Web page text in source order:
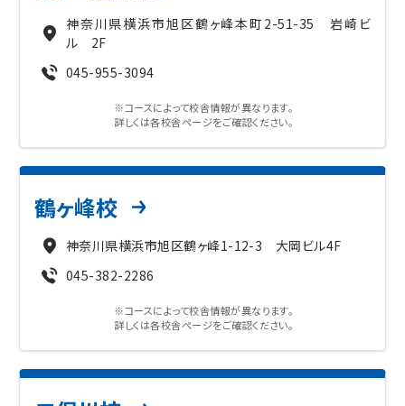
閉じる
神奈川県横浜市旭区鶴ヶ峰本町2-51-35 岩崎ビ
ル 2F
045-955-3094
※コースによって校舎情報が異なります。
詳しくは各校舎ページをご確認ください。
鶴ヶ峰校
神奈川県横浜市旭区鶴ヶ峰1-12-3 大岡ビル4F
045-382-2286
※コースによって校舎情報が異なります。
詳しくは各校舎ページをご確認ください。